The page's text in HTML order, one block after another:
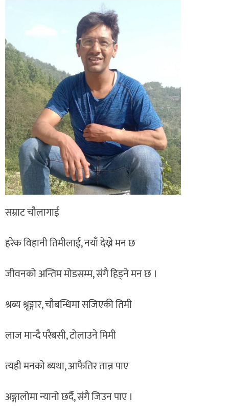
सम्राट चौलागाई
हरेक विहानी तिमीलाई, नयाँ देख्ने मन छ
जीवनको अन्तिम मोडसम्म, संगै हिड्ने मन छ ।
श्रब्य श्रृङ्गार, चौबन्धिमा सजिएकी तिमी
लाज मान्दै परैबसी, टोलाउने मिमी
त्यही मनको ब्यथा, आफैतिर तान्न पाए
अङ्गालोमा न्यानो छर्दै, संगै जिउन पाए ।